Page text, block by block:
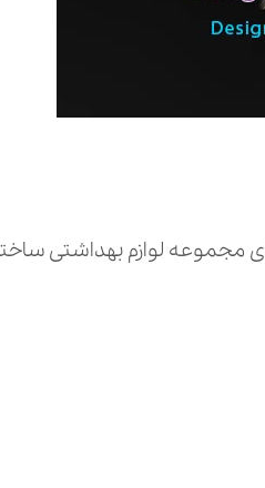
مجموعه لوازم بهداشتی